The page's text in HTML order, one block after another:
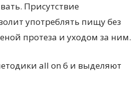
Присутствие
употреблять пищу без
протеза и уходом за ним.
all on 6 и выделяют